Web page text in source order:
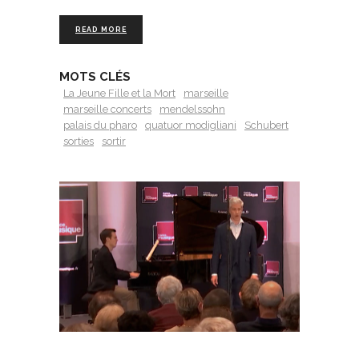
READ MORE
MOTS CLÉS
La Jeune Fille et la Mort
marseille
marseille concerts
mendelssohn
palais du pharo
quatuor modigliani
Schubert
sorties
sortir